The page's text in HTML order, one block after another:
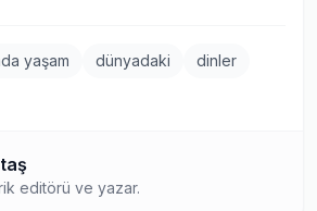
yaşam dünyadaki
dinler
editörü ve yazar.